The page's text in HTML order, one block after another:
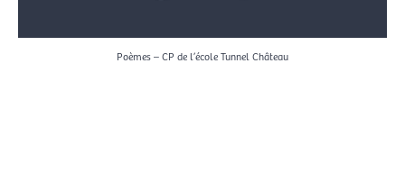
Poèmes – CP de l’école Tunnel Château